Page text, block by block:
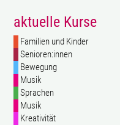
aktuelle Kurse
Familien und Kinder
Senioren:innen
Bewegung
Musik
Sprachen
Musik
Kreativität